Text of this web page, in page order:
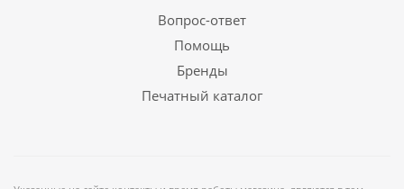
Вопрос-ответ
Помощь
Бренды
Печатный каталог